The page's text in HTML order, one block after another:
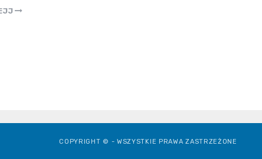
COPYRIGHT © - WSZYSTKIE PRAWA ZASTRZEŻONE